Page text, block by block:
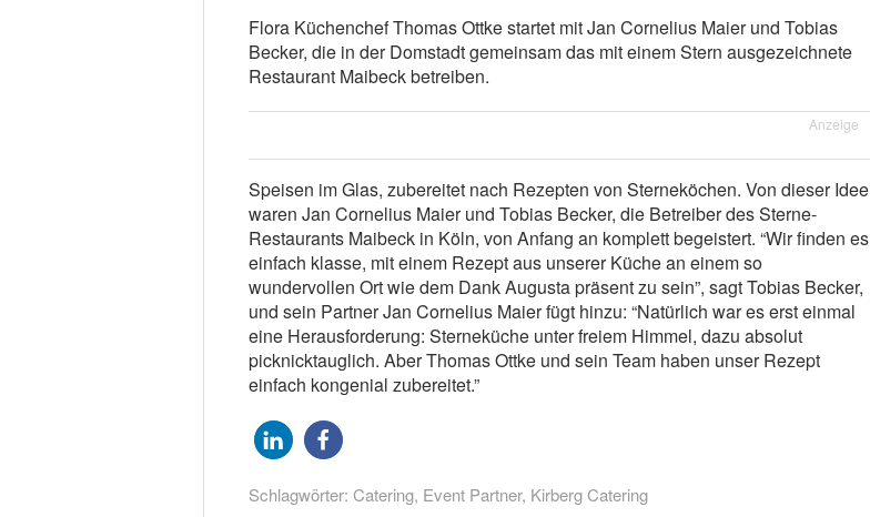
Flora Küchenchef Thomas Ottke startet mit Jan Cornelius Maier und Tobias
Becker, die in der Domstadt gemeinsam das mit einem Stern ausgezeichnete
Restaurant Maibeck betreiben.
Anzeige
Speisen im Glas, zubereitet nach Rezepten von Sterneköchen. Von dieser Idee
waren Jan Cornelius Maier und Tobias Becker, die Betreiber des Sterne-
Restaurants Maibeck in Köln, von Anfang an komplett begeistert. “Wir finden es
einfach klasse, mit einem Rezept aus unserer Küche an einem so
wundervollen Ort wie dem Dank Augusta präsent zu sein”, sagt Tobias Becker,
und sein Partner Jan Cornelius Maier fügt hinzu: “Natürlich war es erst einmal
eine Herausforderung: Sterneküche unter freiem Himmel, dazu absolut
picknicktauglich. Aber Thomas Ottke und sein Team haben unser Rezept
einfach kongenial zubereitet.”
Schlagwörter: Catering, Event Partner, Kirberg Catering